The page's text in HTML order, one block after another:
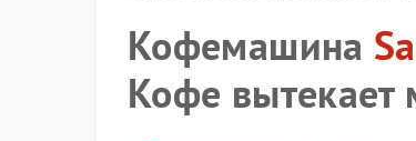
Кофемашина
Кофе